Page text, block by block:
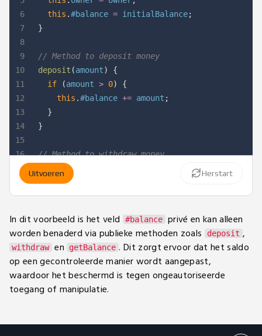
6
7
8
9
10
11
12
13
14
15
16
17
18
19
21
22
23
24
25
26
this .#balance = initialBalance;
}
// Method to deposit money
deposit (amount)
{
if
(amount > 0)
{
this .#balance += amount ;
}
}
// Method to withdraw money
withdraw
if (amount
this.#balance -= amount;
}
// Method to get account balance
getBalance() {
return `Account balance for ${this.owner
}
Uitvoeren Herstart
In dit voorbeeld is het veld #balance privé en kan alleen
worden benaderd via publieke methoden zoals
deposit ,
withdraw en getBalance . Dit zorgt ervoor dat het saldo
op een gecontroleerde manier wordt aangepast,
waardoor het beschermd is tegen ongeautoriseerde
toegang of manipulatie.